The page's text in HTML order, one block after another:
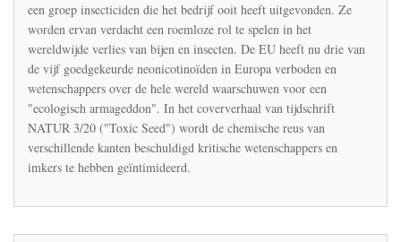
de
neonicotinoïden
in
een
interview
met
het
tijdschrift
een groep insecticiden die het bedrijf ooit heeft uitgevonden. Ze
worden ervan verdacht een roemloze rol te spelen in het
wereldwijde verlies van bijen en insecten. De EU heeft nu drie van
de vijf goedgekeurde neonicotinoïden in Europa verboden en
wetenschappers over de hele wereld waarschuwen voor een
"ecologisch armageddon". In het coververhaal van tijdschrift
NATUR 3/20 ("Toxic Seed") wordt de chemische reus van
verschillende kanten beschuldigd kritische wetenschappers en
imkers te hebben geïntimideerd.